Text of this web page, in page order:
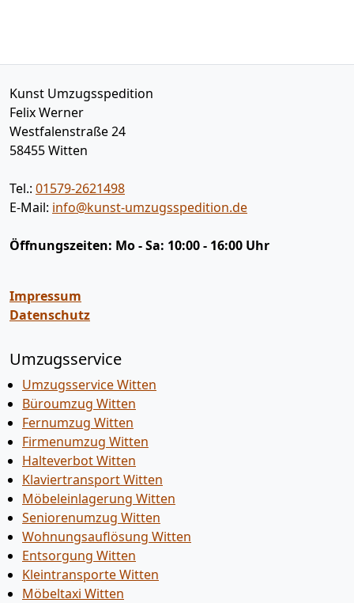
Kunst Umzugsspedition
Felix Werner
Westfalenstraße 24
58455Witten
Tel.: 01579-2621498
E-Mail: info@kunst-umzugsspedition.de
Öffnungszeiten: Mo - Sa: 10:00 - 16:00 Uhr
Impressum
Datenschutz
Umzugsservice
Umzugsservice Witten
Büroumzug Witten
Fernumzug Witten
Firmenumzug Witten
Halteverbot Witten
Klaviertransport Witten
Möbeleinlagerung Witten
Seniorenumzug Witten
Wohnungsauflösung Witten
Entsorgung Witten
Kleintransporte Witten
Möbeltaxi Witten